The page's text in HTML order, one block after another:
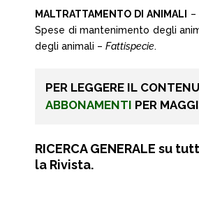
MALTRATTAMENTO DI ANIMALI
Spese di mantenimento degli
degli animali – Fattispecie.
PER LEGGERE IL
ABBONAMENTI PER
RICERCA GENERALE su
la Rivista.